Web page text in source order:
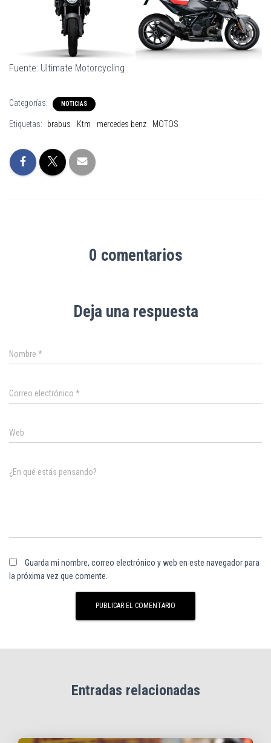
Fuente: Ultimate Motorcycling
Categorías: NOTICIAS
Etiquetas: brabus Ktm mercedes benz MOTOS
0 comentarios
Deja una respuesta
Nombre *
Correo electrónico *
Web
¿En qué estás pensando?
Guarda mi nombre, correo electrónico y web en este navegador para
la próxima vez que comente.
Entradas relacionadas